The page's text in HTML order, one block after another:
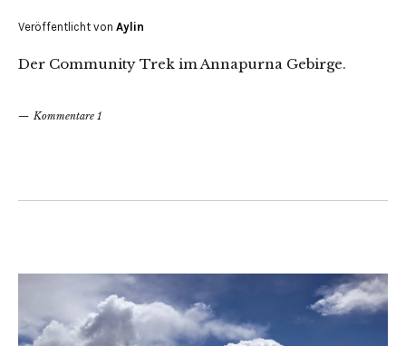
Veröffentlicht von Aylin
Der Community Trek im Annapurna Gebirge.
Kommentare 1